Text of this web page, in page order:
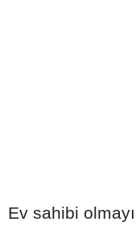
Ev sahibi